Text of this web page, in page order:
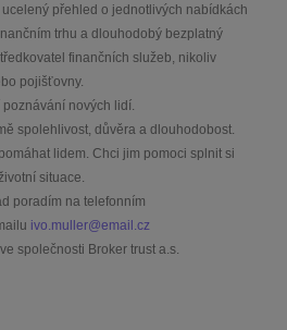
přehled o jednotlivých nabídkách
trhu a dlouhodobý bezplatný
finančních služeb, nikoliv
pojišťovny.
nových lidí.
spolehlivost, důvěra a dlouhodobost.
lidem. Chci jim pomoci splnit si
situace.
poradím na telefonním
ivo.muller@email.cz
společnosti Broker trust a.s.